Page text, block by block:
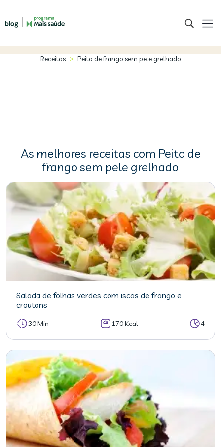
Receitas > Peito de frango sem pele grelhado
As melhores receitas com Peito de
frango sem pele grelhado
Salada de folhas verdes com iscas de frango e
croutons
30 Min 170 Kcal 4